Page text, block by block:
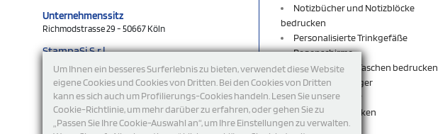
Um Ihnen ein besseres Surferlebnis zu bieten, verwendet diese Website
eigene Cookies und Cookies von Dritten. Bei den Cookies von Dritten
kann es sich auch um Profilierungs-Cookies handeln. Lesen Sie unsere
Cookie-Richtlinie, um mehr darüber zu erfahren, oder gehen Sie zu
„Passen Sie Ihre Cookie-Auswahl an“, um Ihre Einstellungen zu verwalten.
Unternehmenssitz
Richmodstrasse 29 - 50667 Köln
StampaSi S.r.l.
folgen Sie uns
Notizbücher und Notizblöcke
bedrucken
Personalisierte Trinkgefäße
Regenschirme
Rucksäcke und Taschen bedrucken
Schlüsselanhänger
Schlüsselbänder
Shopper bedrucken
Sweatshirt